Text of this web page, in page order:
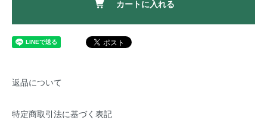
カートに入れる
返品について
特定商取引法に基づく表記